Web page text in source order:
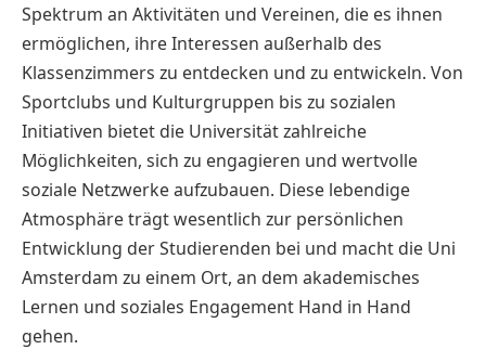
Spektrum an Aktivitäten und Vereinen, die es ihnen
ermöglichen, ihre Interessen außerhalb des
Klassenzimmers zu entdecken und zu entwickeln. Von
Sportclubs und Kulturgruppen bis zu sozialen
Initiativen bietet die Universität zahlreiche
Möglichkeiten, sich zu engagieren und wertvolle
soziale Netzwerke aufzubauen. Diese lebendige
Atmosphäre trägt wesentlich zur persönlichen
Entwicklung der Studierenden bei und macht die Uni
Amsterdam zu einem Ort, an dem akademisches
Lernen und soziales Engagement Hand in Hand
gehen.